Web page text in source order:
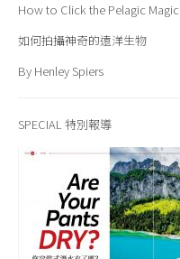
How to Click the Pelagic Magic
如何拍攝神奇的遠洋生物
By Henley Spiers
SPECIAL 特別報導